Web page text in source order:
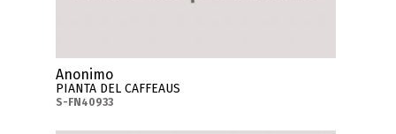
Anonimo
PIANTA DEL CAFFEAUS
S-FN40933